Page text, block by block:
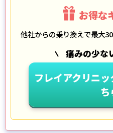
お得な
他社からの乗り換えで最大
痛みの少な
フレイアクリニ
ち